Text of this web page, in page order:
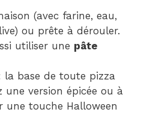
(avec farine, eau,
ou prête à dérouler.
utiliser une pâte
la base de toute pizza
une version épicée ou à
une touche Halloween